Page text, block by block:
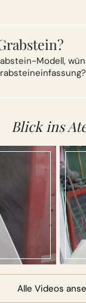
Modell,
Blick ins
Alle Videos